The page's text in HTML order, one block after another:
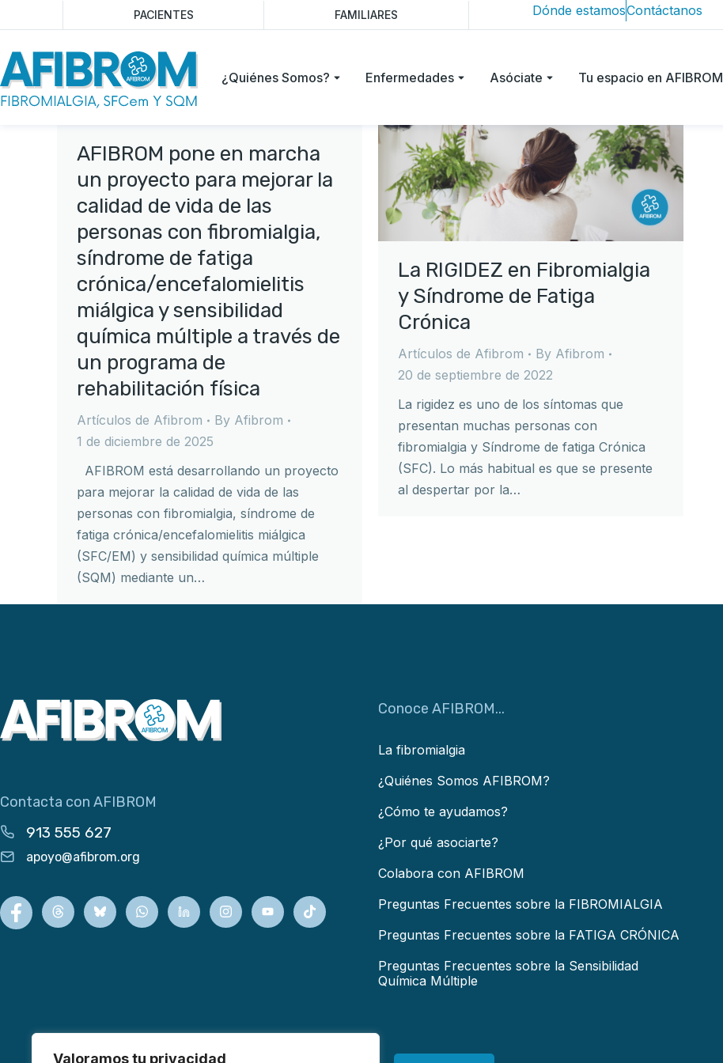
Valoramos tu privacidad
PACIENTES FAMILIARES Dónde estamosContáctanos
¿Quiénes Somos? Enfermedades Asóciate Tu espacio en AFIBROM
AFIBROM pone en marcha
un proyecto para mejorar la
calidad de vida de las
personas con fibromialgia,
síndrome de fatiga
crónica/encefalomielitis
miálgica y sensibilidad
química múltiple a través de
un programa de
rehabilitación física
Artículos de Afibrom By Afibrom
1 de diciembre de 2025
AFIBROM está desarrollando un proyecto
para mejorar la calidad de vida de las
personas con fibromialgia, síndrome de
fatiga crónica/encefalomielitis miálgica
(SFC/EM) y sensibilidad química múltiple
(SQM) mediante un…
La RIGIDEZ en Fibromialgia
y Síndrome de Fatiga
Crónica
Artículos de Afibrom By Afibrom
20 de septiembre de 2022
La rigidez es uno de los síntomas que
presentan muchas personas con
fibromialgia y Síndrome de fatiga Crónica
(SFC). Lo más habitual es que se presente
al despertar por la…
Contacta con AFIBROM
913 555 627
apoyo@afibrom.org
Conoce AFIBROM...
La fibromialgia
¿Quiénes Somos AFIBROM?
¿Cómo te ayudamos?
¿Por qué asociarte?
Colabora con AFIBROM
Preguntas Frecuentes sobre la FIBROMIALGIA
Preguntas Frecuentes sobre la FATIGA CRÓNICA
Preguntas Frecuentes sobre la Sensibilidad
Química Múltiple